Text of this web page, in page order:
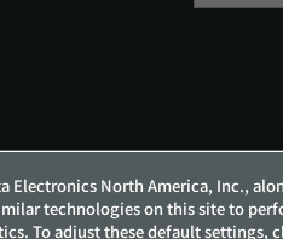
ポリシー ソーシャルメデ
Electronics North America, Inc.,
technologies on this site to
To adjust these default settings,